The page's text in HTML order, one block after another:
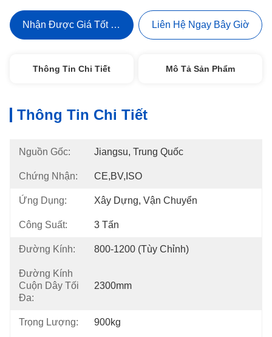
Nhận Được Giá Tốt Nhất Liên Hệ Ngay Bây Giờ
Thông Tin Chi Tiết Mô Tả Sản Phẩm
Thông Tin Chi Tiết
Nguồn Gốc: Jiangsu, Trung Quốc
Chứng Nhận: CE,BV,ISO
Ứng Dụng: Xây Dựng, Vận Chuyển
Công Suất: 3 Tấn
Đường Kính: 800-1200 (Tùy Chỉnh)
Đường Kính
Cuộn Dây Tối
Đa:
2300mm
Trọng Lượng: 900kg